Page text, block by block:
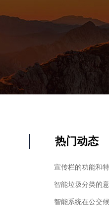
热门动态
宣传栏的功能和
智能垃圾分类的
智能系统在公交